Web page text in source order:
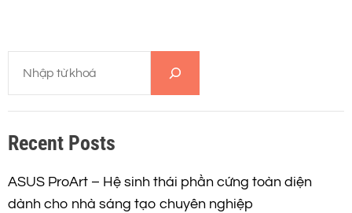
â
t
r
a
m
i
m
Recent Posts
ASUS ProArt – Hệ sinh thái phần cứng toàn diện
dành cho nhà sáng tạo chuyên nghiệp